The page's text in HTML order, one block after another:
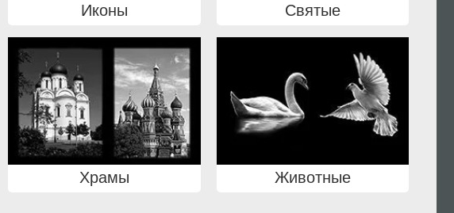
Иконы Святые
Храмы Животные